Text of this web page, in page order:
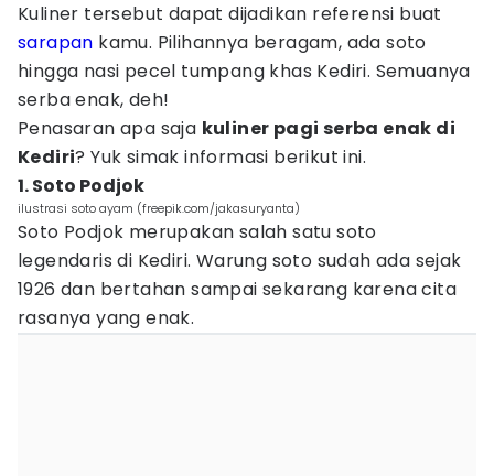
Kuliner tersebut dapat dijadikan referensi buat
sarapan kamu. Pilihannya beragam, ada soto
hingga nasi pecel tumpang khas Kediri. Semuanya
serba enak, deh!
Penasaran apa saja kuliner pagi serba enak di
Kediri? Yuk simak informasi berikut ini.
1. Soto Podjok
ilustrasi soto ayam (freepik.com/jakasuryanta)
Soto Podjok merupakan salah satu soto
legendaris di Kediri. Warung soto sudah ada sejak
1926 dan bertahan sampai sekarang karena cita
rasanya yang enak.